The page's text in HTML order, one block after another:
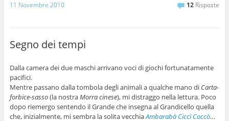
11 Novembre 2010 12 Risposte
Segno dei tempi
Dalla camera dei due maschi arrivano voci di giochi fortunatamente
pacifici.
Mentre passano dalla tombola degli animali a qualche mano di Carta-
forbice-sasso(la nostraMorra cinese), mi distraggo nella lettura. Poco
dopo riemergo sentendo il Grande che insegna al Grandicello quella
che, inizialmente, mi sembra la solita vecchiaAmbarabà Ciccì Coccò…